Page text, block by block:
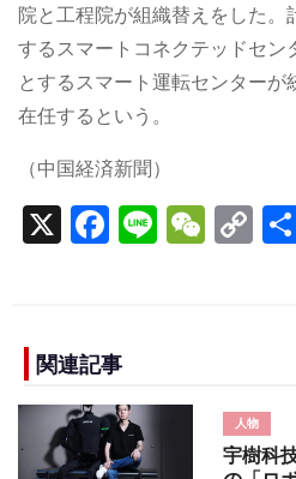
院と工程院が組織替えをした。
するスマートコネクテッドセ
とするスマート運転センターが
在任するという。
（中国経済新聞）
X F
a
e
b
o
o
Li
n
W
e
C
o
n
k
関連記事
人物
宇樹科